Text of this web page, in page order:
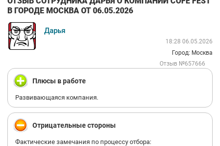
В ГОРОДЕ МОСКВА ОТ 06.05.2026
Дарья
18:28 06.05.2026
Город: Москва
Отзыв №657666
Плюсы в работе
Развивающаяся компания.
Отрицательные стороны
Фактические замечания по процессу отбора: